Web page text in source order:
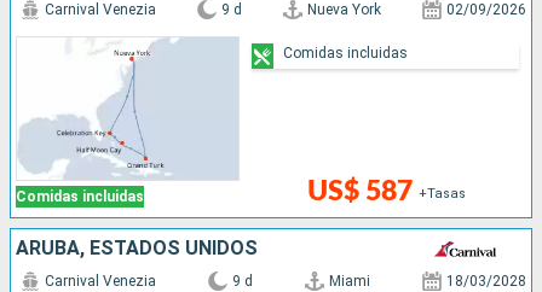
Comidas incluidas
Carnival Venezia 9 d Nueva York 02/09/2026
US$ 587 +Tasas
Comidas incluidas
ARUBA, ESTADOS UNIDOS
Carnival Venezia 9 d Miami 18/03/2028